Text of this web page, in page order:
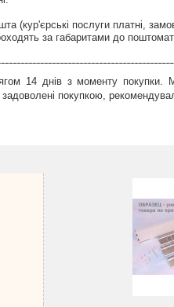
(кур'єрські послуги платні,
за габаритами до
14 днів з моменту
покупкою,